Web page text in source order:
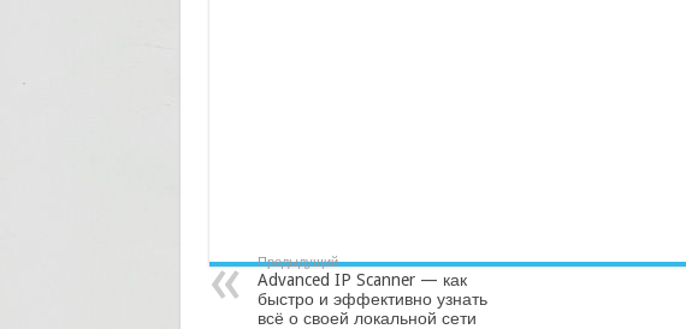
Предыдущий
Advanced IP Scanner — как
быстро и эффективно узнать
всё о своей локальной сети